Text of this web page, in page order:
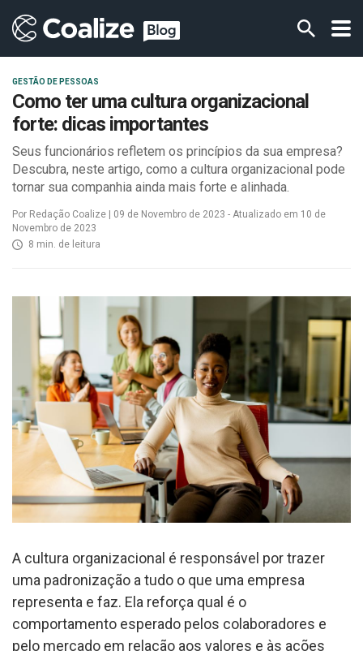
GESTÃO DE PESSOAS
Como ter uma cultura organizacional
forte: dicas importantes
Seus funcionários refletem os princípios da sua empresa?
Descubra, neste artigo, como a cultura organizacional pode
tornar sua companhia ainda mais forte e alinhada.
Por Redação Coalize | 09 de Novembro de 2023 - Atualizado em 10 de
Novembro de 2023
8 min. de leitura
A cultura organizacional é responsável por trazer
uma padronização a tudo o que uma empresa
representa e faz. Ela reforça qual é o
comportamento esperado pelos colaboradores e
pelo mercado em relação aos valores e às ações